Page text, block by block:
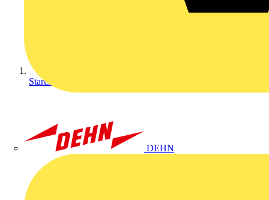
DEHN
Startseite